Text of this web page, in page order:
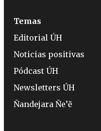
Temas
Editorial ÚH
Noticias positivas
Pódcast ÚH
Newsletters ÚH
Ñandejara Ñe’ẽ